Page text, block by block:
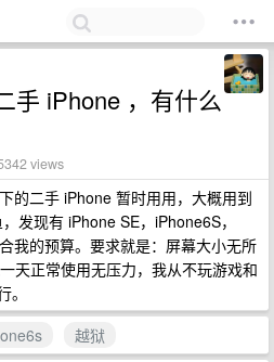
手 iPhone ，有什么
views
的二手 iPhone 暂时用用，大概用到
发现有 iPhone SE，iPhone6S，
我的预算。要求就是：屏幕大小无所
天正常使用无压力，我从不玩游戏和
越狱